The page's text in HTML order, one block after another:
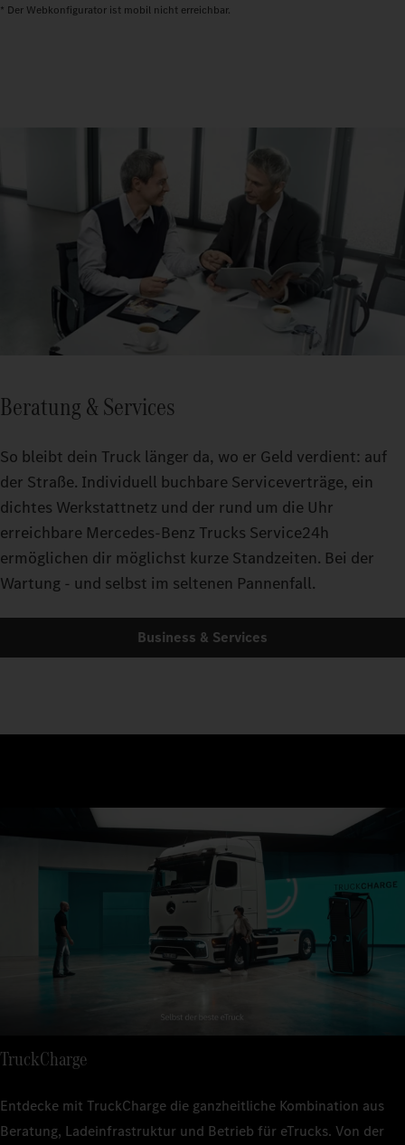
* Der Webkonfigurator ist mobil nicht erreichbar.
Beratung & Services
So bleibt dein Truck länger da, wo er Geld verdient: auf
der Straße. Individuell buchbare Serviceverträge, ein
dichtes Werkstattnetz und der rund um die Uhr
erreichbare Mercedes-Benz Trucks Service24h
ermöglichen dir möglichst kurze Standzeiten. Bei der
Wartung - und selbst im seltenen Pannenfall.
Business & Services
TruckCharge
Entdecke mit TruckCharge die ganzheitliche Kombination aus
Beratung, Ladeinfrastruktur und Betrieb für eTrucks. Von der